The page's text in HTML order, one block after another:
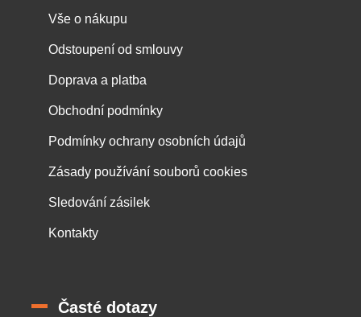
Vše o nákupu
Odstoupení od smlouvy
Doprava a platba
Obchodní podmínky
Podmínky ochrany osobních údajů
Zásady používání souborů cookies
Sledování zásilek
Kontakty
Časté dotazy